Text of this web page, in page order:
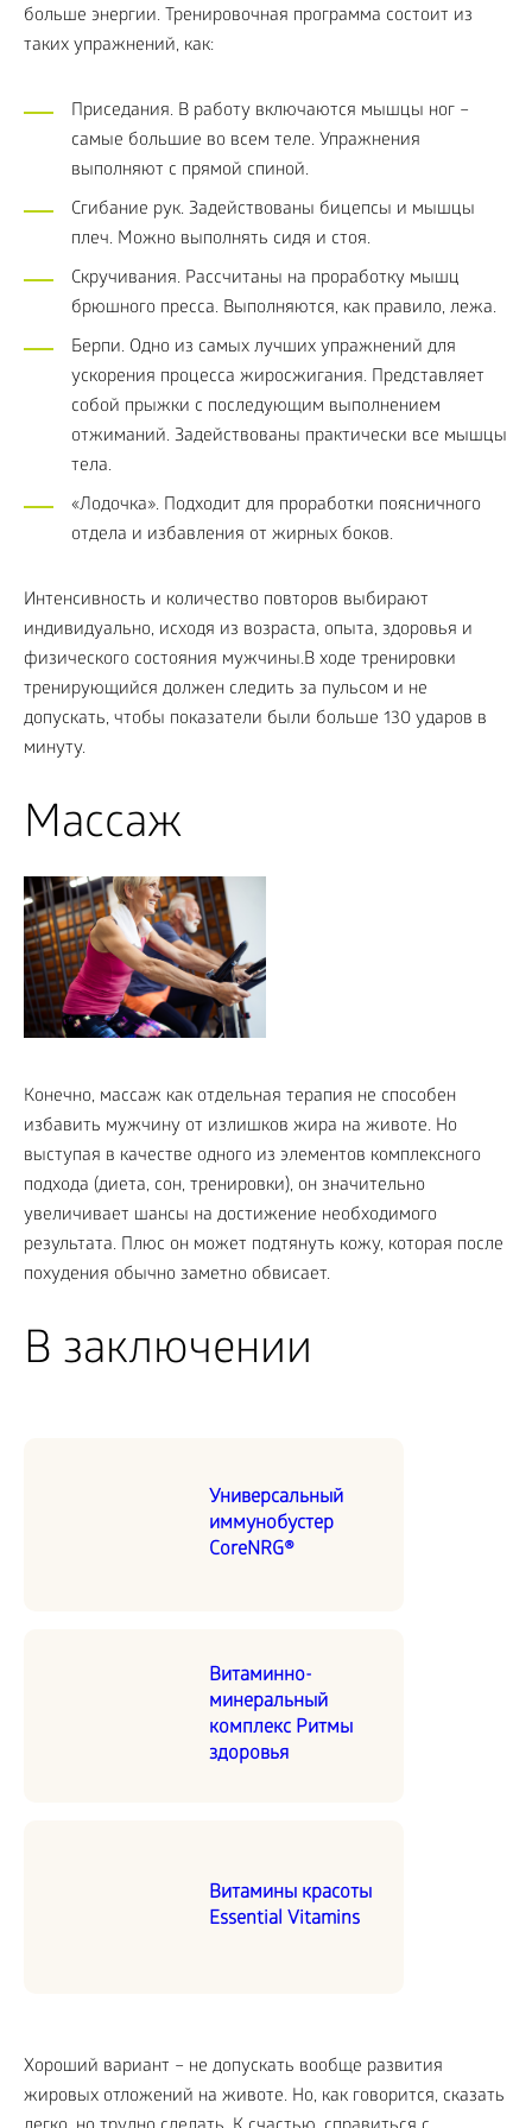
больше энергии. Тренировочная программа состоит из
таких упражнений, как:
Приседания. В работу включаются мышцы ног –
самые большие во всем теле. Упражнения
выполняют с прямой спиной.
Сгибание рук. Задействованы бицепсы и мышцы
плеч. Можно выполнять сидя и стоя.
Скручивания. Рассчитаны на проработку мышц
брюшного пресса. Выполняются, как правило, лежа.
Берпи. Одно из самых лучших упражнений для
ускорения процесса жиросжигания. Представляет
собой прыжки с последующим выполнением
отжиманий. Задействованы практически все мышцы
тела.
«Лодочка». Подходит для проработки поясничного
отдела и избавления от жирных боков.
Интенсивность и количество повторов выбирают
индивидуально, исходя из возраста, опыта, здоровья и
физического состояния мужчины.В ходе тренировки
тренирующийся должен следить за пульсом и не
допускать, чтобы показатели были больше 130 ударов в
минуту.
Массаж
Конечно, массаж как отдельная терапия не способен
избавить мужчину от излишков жира на животе. Но
выступая в качестве одного из элементов комплексного
подхода (диета, сон, тренировки), он значительно
увеличивает шансы на достижение необходимого
результата. Плюс он может подтянуть кожу, которая после
похудения обычно заметно обвисает.
В заключении
Универсальный
иммунобустер
CoreNRG®
Витаминно-
минеральный
комплекс Ритмы
здоровья
Витамины красоты
Essential Vitamins
Хороший вариант – не допускать вообще развития
жировых отложений на животе. Но, как говорится, сказать